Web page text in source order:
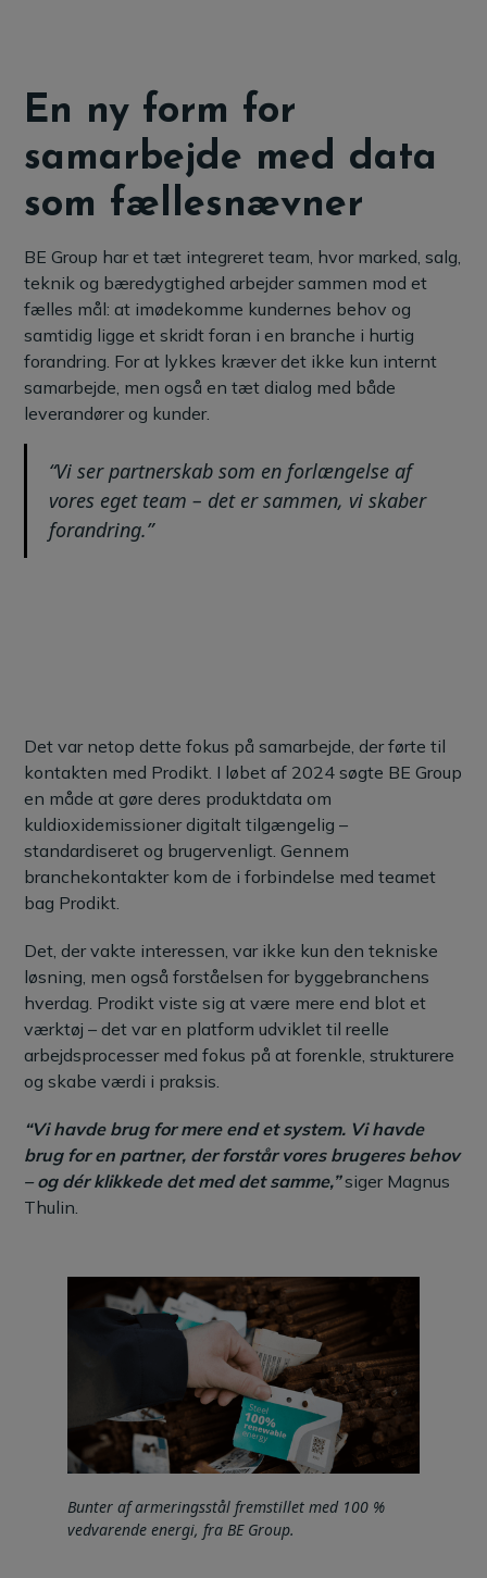
En ny form for
samarbejde med data
som fællesnævner
BE Group har et tæt integreret team, hvor marked, salg,
teknik og bæredygtighed arbejder sammen mod et
fælles mål: at imødekomme kundernes behov og
samtidig ligge et skridt foran i en branche i hurtig
forandring. For at lykkes kræver det ikke kun internt
samarbejde, men også en tæt dialog med både
leverandører og kunder.
“Vi ser partnerskab som en forlængelse af
vores eget team – det er sammen, vi skaber
forandring.”
Det var netop dette fokus på samarbejde, der førte til
kontakten med Prodikt. I løbet af 2024 søgte BE Group
en måde at gøre deres produktdata om
kuldioxidemissioner digitalt tilgængelig –
standardiseret og brugervenligt. Gennem
branchekontakter kom de i forbindelse med teamet
bag Prodikt.
Det, der vakte interessen, var ikke kun den tekniske
løsning, men også forståelsen for byggebranchens
hverdag. Prodikt viste sig at være mere end blot et
værktøj – det var en platform udviklet til reelle
arbejdsprocesser med fokus på at forenkle, strukturere
og skabe værdi i praksis.
“Vi havde brug for mere end et system. Vi havde
brug for en partner, der forstår vores brugeres behov
– og dér klikkede det med det samme,”siger Magnus
Thulin.
Bunter af armeringsstål fremstillet med 100 %
vedvarende energi, fra BE Group.